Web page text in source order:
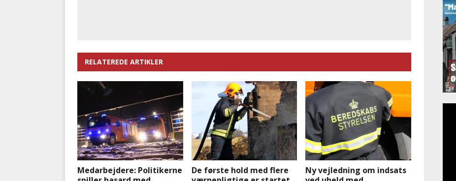
RELATEREDE ARTIKLER
Medarbejdere: Politikerne
De første hold med flere
Ny vejledning om indsats